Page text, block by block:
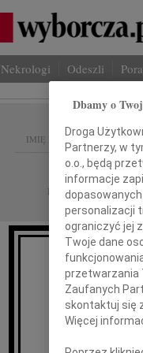
Nekrologi Odeszli
IMIĘ I NAZWISKO:
REGION: Radom
DATA EMISJI:
Dbamy o
Droga
Partnerzy, w
o.o., będą
informacje
personalizacji
ograniczyć jej
Twoje dane
przetwarzania
Zaufanych
skontaktuj się
Więcej